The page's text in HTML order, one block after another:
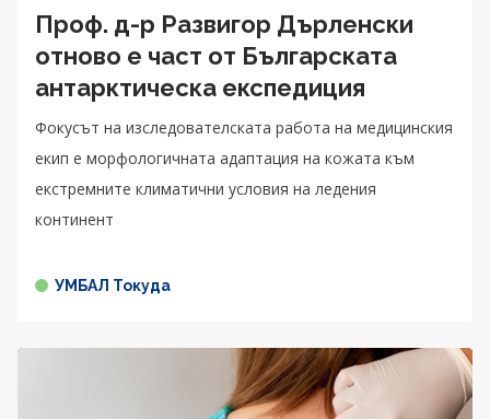
Проф. д-р Развигор Дърленски
отново е част от Българската
антарктическа експедиция
Фокусът на изследователската работа на медицинския
екип е морфологичната адаптация на кожата към
екстремните климатични условия на ледения
континент
УМБАЛ Токуда